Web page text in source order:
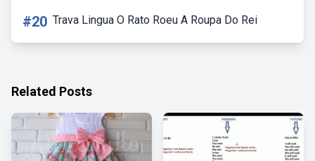
#20 Trava Lingua O Rato Roeu A Roupa Do Rei
Related Posts